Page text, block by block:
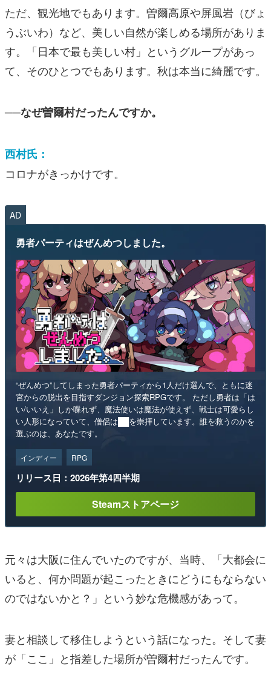
ただ、観光地でもあります。曽爾高原や屏風岩（びょ
うぶいわ）など、美しい自然が楽しめる場所がありま
す。「日本で最も美しい村」というグループがあっ
て、そのひとつでもあります。秋は本当に綺麗です。
──なぜ曽爾村だったんですか。
西村氏：
コロナがきっかけです。
AD
勇者パーティはぜんめつしました。
“ぜんめつ”してしまった勇者パーティから1人だけ選んで、ともに迷
宮からの脱出を目指すダンジョン探索RPGです。 ただし勇者は「は
い/いいえ」しか喋れず、魔法使いは魔法が使えず、戦士は可愛らし
い人形になっていて、僧侶は██を崇拝しています。誰を救うのかを
選ぶのは、あなたです。
インディー RPG
リリース日：2026年第4四半期
Steamストアページ
元々は大阪に住んでいたのですが、当時、「大都会に
いると、何か問題が起こったときにどうにもならない
のではないかと？」という妙な危機感があって。
妻と相談して移住しようという話になった。そして妻
が「ここ」と指差した場所が曽爾村だったんです。